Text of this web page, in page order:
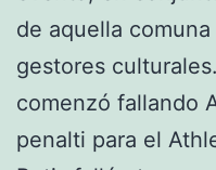
de aquella
gestores
comenzó fallando
penalti para el